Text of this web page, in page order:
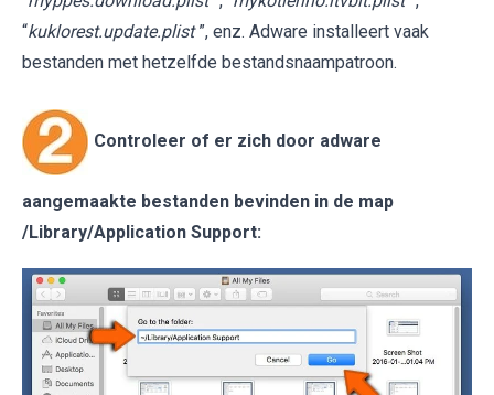
“kuklorest.update.plist ”, enz. Adware installeert vaak
bestanden met hetzelfde bestandsnaampatroon.
Controleer of er zich door adware
aangemaakte bestanden bevinden in de map
/Library/Application Support: